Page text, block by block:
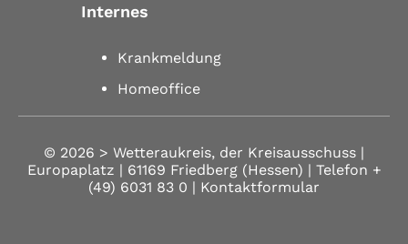
Internes
Krankmeldung
Homeoffice
© 2026 > Wetteraukreis, der Kreisausschuss |
Europaplatz | 61169 Friedberg (Hessen) | Telefon +
(49) 6031 83 0 | Kontaktformular